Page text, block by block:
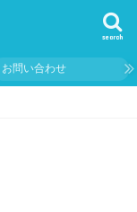
search
お問い合わせ